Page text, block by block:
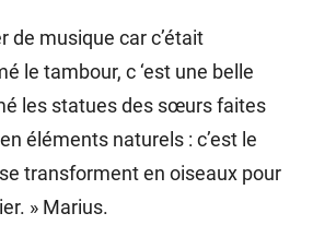
de musique car c’était
le tambour, c ‘est une belle
les statues des sœurs faites
éléments naturels : c’est le
transforment en oiseaux pour
» Marius.